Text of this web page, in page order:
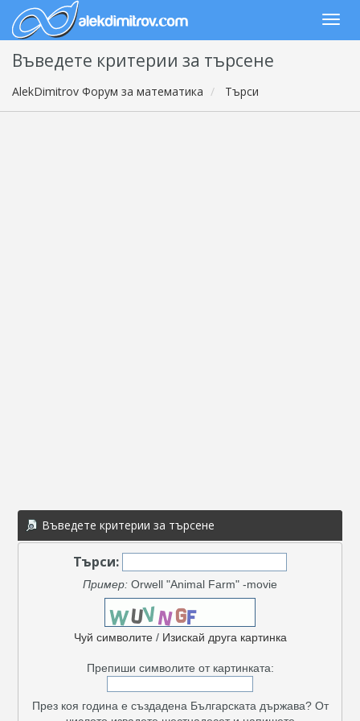
Въведете критерии за търсене
AlekDimitrov Форум за математика Търси
Въведете критерии за търсене
Търси:
Пример: Orwell "Animal Farm" -movie
Чуй символите/ Изискай друга картинка
Препиши символите от картинката:
През коя година е създадена Българската държава? От